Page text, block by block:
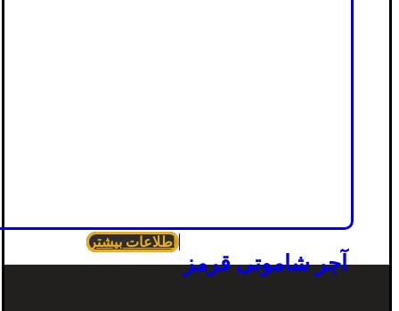
آجر شاموتی قرمز
اطلاعات بیشتر